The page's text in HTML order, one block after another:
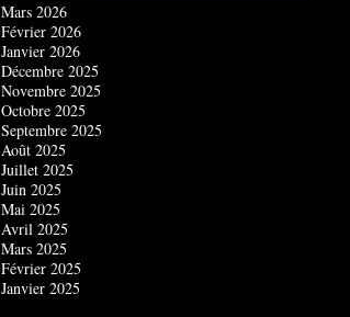
Mars 2026
Février 2026
Janvier 2026
Décembre 2025
Novembre 2025
Octobre 2025
Septembre 2025
Août 2025
Juillet 2025
Juin 2025
Mai 2025
Avril 2025
Mars 2025
Février 2025
Janvier 2025